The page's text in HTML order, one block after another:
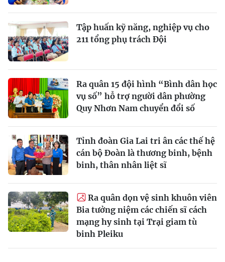
Tập huấn kỹ năng, nghiệp vụ cho
211 tổng phụ trách Đội
Ra quân 15 đội hình “Bình dân học
vụ số” hỗ trợ người dân phường
Quy Nhơn Nam chuyển đổi số
Tỉnh đoàn Gia Lai tri ân các thế hệ
cán bộ Đoàn là thương binh, bệnh
binh, thân nhân liệt sĩ
Ra quân dọn vệ sinh khuôn viên
Bia tưởng niệm các chiến sĩ cách
mạng hy sinh tại Trại giam tù
binh Pleiku